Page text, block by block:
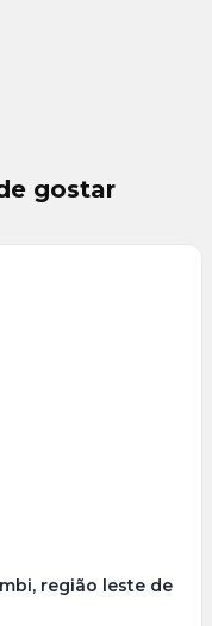
gostar
região leste de